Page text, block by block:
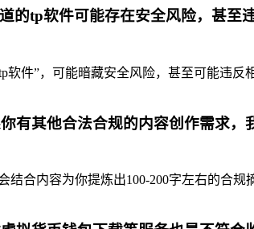
的tp软件可能存在安全风险，甚至
件”，可能暗藏安全风险，甚至可能违反
有其他合法合规的内容创作需求，
合内容为你提炼出100-200字左右的合规